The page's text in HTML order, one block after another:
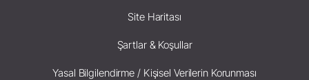
Site Haritası
Şartlar & Koşullar
Yasal Bilgilendirme / Kişisel Verilerin Korunması